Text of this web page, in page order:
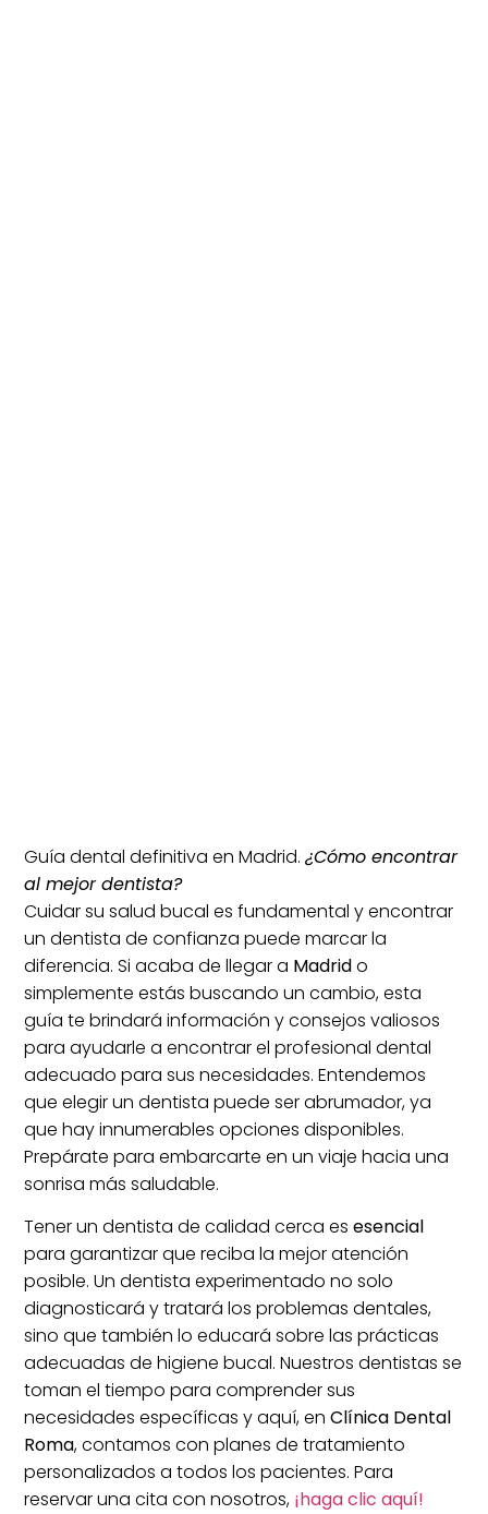
Guía dental definitiva en Madrid.¿Cómo encontrar
al mejor dentista?
Cuidar su salud bucal es fundamental y encontrar
un dentista de confianza puede marcar la
diferencia. Si acaba de llegar a Madrido
simplemente estás buscando un cambio, esta
guía te brindará información y consejos valiosos
para ayudarle a encontrar el profesional dental
adecuado para sus necesidades. Entendemos
que elegir un dentista puede ser abrumador, ya
que hay innumerables opciones disponibles.
Prepárate para embarcarte en un viaje hacia una
sonrisa más saludable.
Tener un dentista de calidad cerca esesencial
para garantizar que reciba la mejor atención
posible. Un dentista experimentado no solo
diagnosticará y tratará los problemas dentales,
sino que también lo educará sobre las prácticas
adecuadas de higiene bucal. Nuestros dentistas se
toman el tiempo para comprender sus
necesidades específicas y aquí, enClínica Dental
Roma, contamos con planes de tratamiento
personalizados a todos los pacientes. Para
reservar una cita con nosotros, ¡haga clic aquí!